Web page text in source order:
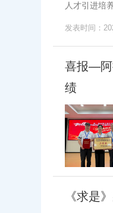
人才引进培
发表时间：
喜报—阿
绩
《求是